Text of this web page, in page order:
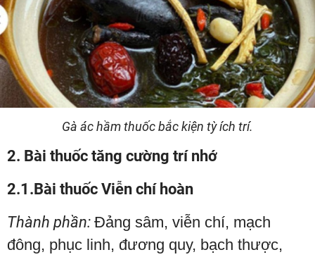
Gà ác hầm thuốc bắc kiện tỳ ích trí.
2. Bài thuốc tăng cường trí nhớ
2.1.Bài thuốc Viễn chí hoàn
Thành phần: Đảng sâm, viễn chí, mạch
đông, phục linh, đương quy, bạch thược,